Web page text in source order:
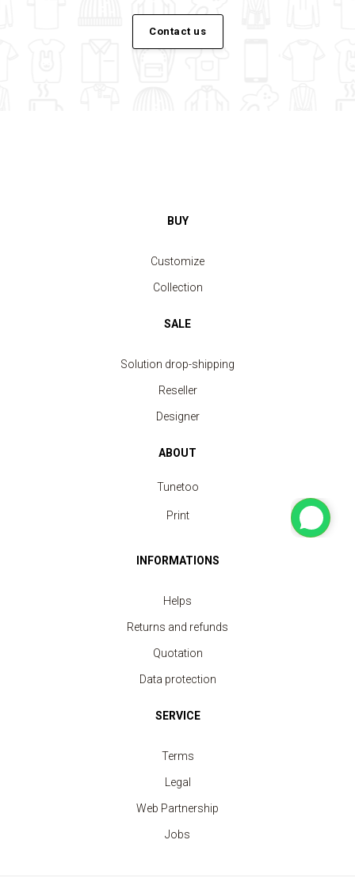
Contact us
BUY
Customize
Collection
SALE
Solution drop-shipping
Reseller
Designer
ABOUT
Tunetoo
Print
INFORMATIONS
Helps
Returns and refunds
Quotation
Data protection
SERVICE
Terms
Legal
Web Partnership
Jobs